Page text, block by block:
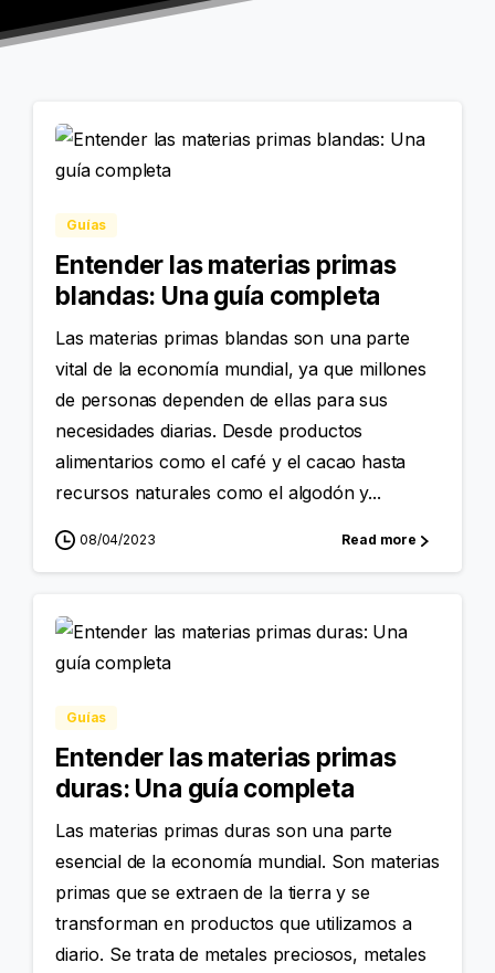
Guías
Entender las materias primas
blandas: Una guía completa
Las materias primas blandas son una parte
vital de la economía mundial, ya que millones
de personas dependen de ellas para sus
necesidades diarias. Desde productos
alimentarios como el café y el cacao hasta
recursos naturales como el algodón y...
08/04/2023 Read more
Guías
Entender las materias primas
duras: Una guía completa
Las materias primas duras son una parte
esencial de la economía mundial. Son materias
primas que se extraen de la tierra y se
transforman en productos que utilizamos a
diario. Se trata de metales preciosos, metales